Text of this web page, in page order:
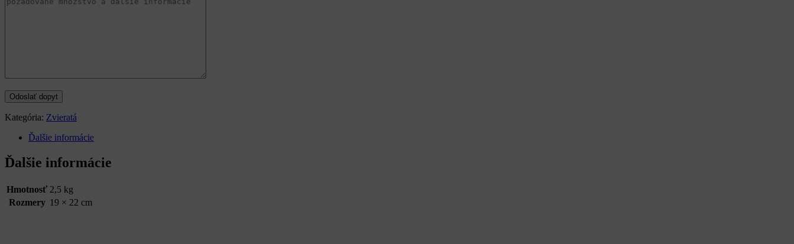
Kategória: Zvieratá
Ďalšie informácie
Ďalšie informácie
Hmotnosť 2,5 kg
Rozmery 19 × 22 cm